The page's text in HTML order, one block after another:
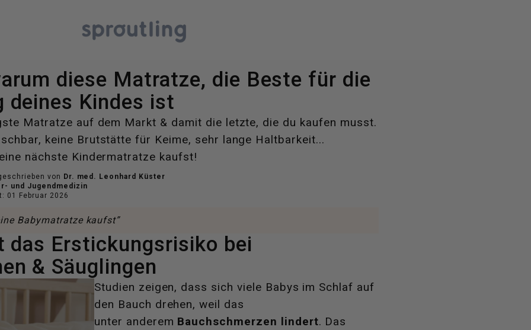
diese Matratze, die Beste für die
deines Kindes ist
Matratze auf dem Markt & damit die letzte, die du kaufen musst.
keine Brutstätte für Keime, sehr lange Haltbarkeit...
nächste Kindermatratze kaufst!
von Dr. med. Leonhard Küster
und Jugendmedizin
01 Februar 2026
Babymatratze kaufst”
Erstickungsrisiko bei
& Säuglingen
Studien zeigen, dass sich viele Babys im Schlaf auf
den Bauch drehen, weil das
unter anderem Bauchschmerzen lindert. Das